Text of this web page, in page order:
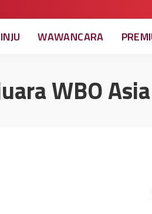
WAWANCARA
WBO Asia